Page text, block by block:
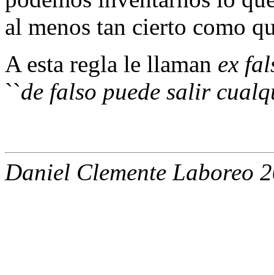
al menos tan cierto como
A esta regla le llaman ex
``de falso puede salir
Daniel Clemente Laboreo